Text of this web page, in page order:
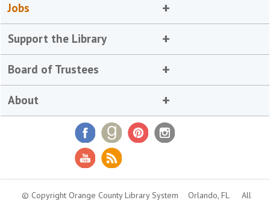
Jobs
Support the Library
Board of Trustees
About
© Copyright Orange County Library System Orlando, FL
All